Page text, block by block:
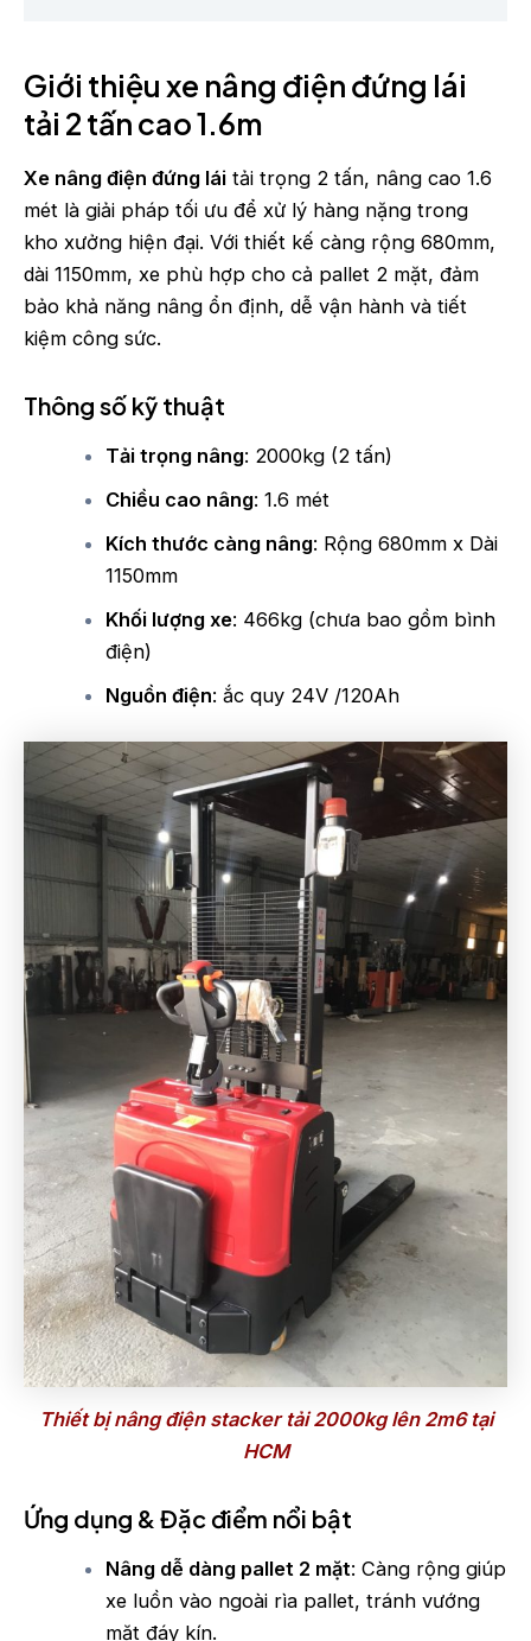
Giới thiệu xe nâng điện đứng lái
tải 2 tấn cao 1.6m
Xe nâng điện đứng lái tải trọng 2 tấn, nâng cao 1.6
mét là giải pháp tối ưu để xử lý hàng nặng trong
kho xưởng hiện đại. Với thiết kế càng rộng 680mm,
dài 1150mm, xe phù hợp cho cả pallet 2 mặt, đảm
bảo khả năng nâng ổn định, dễ vận hành và tiết
kiệm công sức.
Thông số kỹ thuật
Tải trọng nâng: 2000kg (2 tấn)
Chiều cao nâng: 1.6 mét
Kích thước càng nâng: Rộng 680mm x Dài
1150mm
Khối lượng xe: 466kg (chưa bao gồm bình
điện)
Nguồn điện: ắc quy 24V /120Ah
Thiết bị nâng điện stacker tải 2000kg lên 2m6 tại
HCM
Ứng dụng & Đặc điểm nổi bật
Nâng dễ dàng pallet 2 mặt: Càng rộng giúp
xe luồn vào ngoài rìa pallet, tránh vướng
mặt đáy kín.